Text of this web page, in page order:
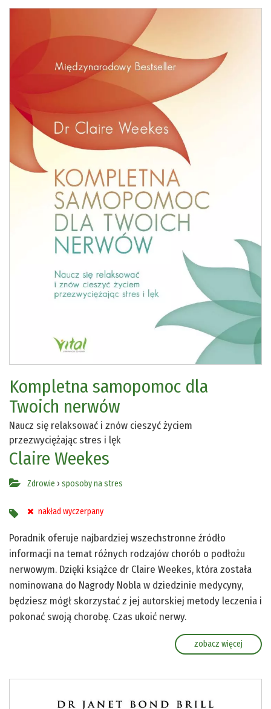
Kompletna samopomoc dla
Twoich nerwów
Naucz się relaksować i znów cieszyć życiem
przezwyciężając stres i lęk
Claire Weekes
Zdrowie › sposoby na stres
nakład wyczerpany
Poradnik oferuje najbardziej wszechstronne źródło
informacji na temat różnych rodzajów chorób o podłożu
nerwowym. Dzięki książce dr Claire Weekes, która została
nominowana do Nagrody Nobla w dziedzinie medycyny,
będziesz mógł skorzystać z jej autorskiej metody leczenia i
pokonać swoją chorobę. Czas ukoić nerwy.
zobacz więcej